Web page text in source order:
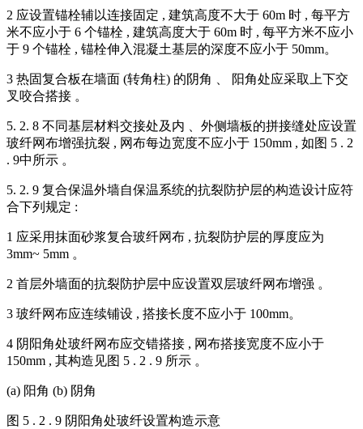
2 应设置锚栓辅以连接固定 , 建筑高度不大于 60m 时 , 每平方
米不应小于 6 个锚栓 , 建筑高度大于 60m 时 , 每平方米不应小
于 9 个锚栓 , 锚栓伸入混凝土基层的深度不应小于 50mm。
3 热固复合板在墙面 (转角柱) 的阴角 、 阳角处应采取上下交
叉咬合搭接 。
5. 2. 8 不同基层材料交接处及内 、外侧墙板的拼接缝处应设置
玻纤网布增强抗裂 , 网布每边宽度不应小于 150mm , 如图 5 . 2
. 9中所示 。
5. 2. 9 复合保温外墙自保温系统的抗裂防护层的构造设计应符
合下列规定 :
1 应采用抹面砂浆复合玻纤网布 , 抗裂防护层的厚度应为
3mm~ 5mm 。
2 首层外墙面的抗裂防护层中应设置双层玻纤网布增强 。
3 玻纤网布应连续铺设 , 搭接长度不应小于 100mm。
4 阴阳角处玻纤网布应交错搭接 , 网布搭接宽度不应小于
150mm , 其构造见图 5 . 2 . 9 所示 。
(a) 阳角 (b) 阴角
图 5 . 2 . 9 阴阳角处玻纤设置构造示意